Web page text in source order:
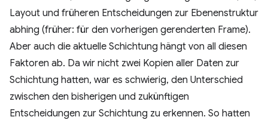
Layout und früheren Entscheidungen zur Ebenenstruktur
abhing (früher: für den vorherigen gerenderten Frame).
Aber auch die aktuelle Schichtung hängt von all diesen
Faktoren ab. Da wir nicht zwei Kopien aller Daten zur
Schichtung hatten, war es schwierig, den Unterschied
zwischen den bisherigen und zukünftigen
Entscheidungen zur Schichtung zu erkennen. So hatten